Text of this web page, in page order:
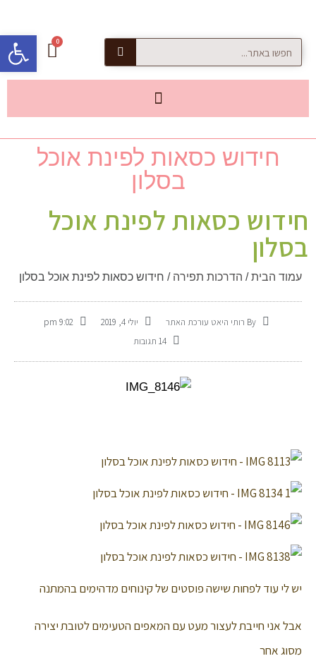
חידוש כסאות לפינת אוכל
בסלון
חידוש כסאות לפינת אוכל
בסלון
עמוד הבית/ הדרכות תפירה / חידוש כסאות לפינת אוכל בסלון
By רותי היאט עורכת האתר יולי 4, 2019
9:02 pm
14 תגובות
יש לי עוד לפחות שישה פוסטים של קינוחים מדהימים בהמתנה
אבל אני חייבת לעצור מעט עם המאפים הטעימים לטובת יצירה
מסוג אחר
פתח